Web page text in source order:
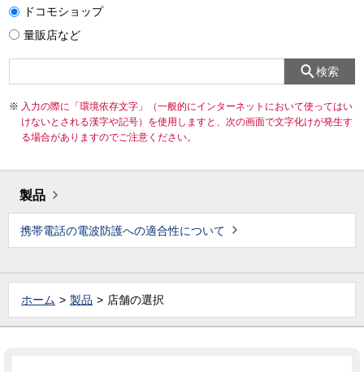
ドコモショップ
量販店など
検索
入力の際に「環境依存文字」（一般的にインターネットにおいて使ってはい
けないとされる漢字や記号）を使用しますと、次の画面で文字化けが発生す
る場合がありますのでご注意ください。
製品
携帯電話の電波防護への適合性について
ホーム 製品 店舗の選択